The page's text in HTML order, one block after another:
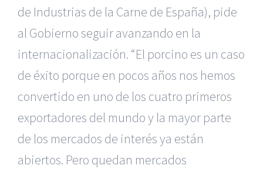
de Industrias de la Carne de España), pide
al Gobierno seguir avanzando en la
internacionalización. “El porcino es un caso
de éxito porque en pocos años nos hemos
convertido en uno de los cuatro primeros
exportadores del mundo y la mayor parte
de los mercados de interés ya están
abiertos. Pero quedan mercados